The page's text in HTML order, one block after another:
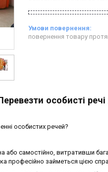
повернення товару
особисті
особистих речей?
або самостійно, витративши
професійно займеться цією